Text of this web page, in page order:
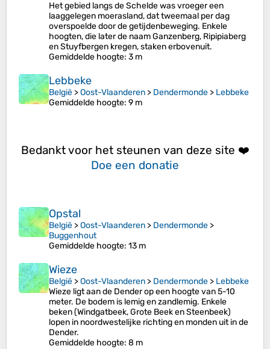
Het gebied langs de Schelde was vroeger een
laaggelegen moerasland, dat tweemaal per dag
overspoelde door de getijdenbeweging. Enkele
hoogten, die later de naam Ganzenberg, Ripipiaberg
en Stuyfbergen kregen, staken erbovenuit.
Gemiddelde hoogte: 3 m
Lebbeke
België >Oost-Vlaanderen > Dendermonde > Lebbeke
Gemiddelde hoogte: 9 m
Bedankt voor het steunen van deze site ❤️
Doe een donatie
Opstal
België >Oost-Vlaanderen > Dendermonde >
Buggenhout
Gemiddelde hoogte: 13 m
Wieze
België >Oost-Vlaanderen > Dendermonde > Lebbeke
Wieze ligt aan de Dender op een hoogte van 5-10
meter. De bodem is lemig en zandlemig. Enkele
beken (Windgatbeek, Grote Beek en Steenbeek)
lopen in noordwestelijke richting en monden uit in de
Dender.
Gemiddelde hoogte: 8 m